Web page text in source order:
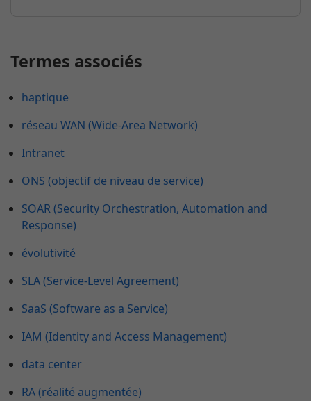
Termes associés
haptique
réseau WAN (Wide-Area Network)
Intranet
ONS (objectif de niveau de service)
SOAR (Security Orchestration, Automation and
Response)
évolutivité
SLA (Service-Level Agreement)
SaaS (Software as a Service)
IAM (Identity and Access Management)
data center
RA (réalité augmentée)